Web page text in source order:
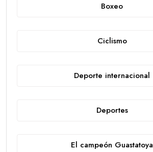
Boxeo
Ciclismo
Deporte internacional
Deportes
El campeón Guastatoya